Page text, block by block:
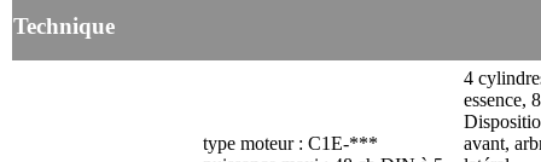
Technique
type moteur : C1E-***
4
essence,
avant,